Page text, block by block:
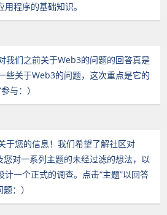
程序的基础知识。
我们之前关于Web3的问题的回答真是
些关于Web3的问题，这次重点是它的
与：）
于您的信息！我们希望了解社区对
对一系列主题的未经过滤的想法，以
计一个正式的调查。点击“主题”以回答
：）